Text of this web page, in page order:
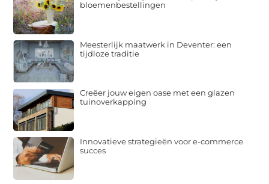
bloemenbestellingen
Meesterlijk maatwerk in Deventer: een
tijdloze traditie
Creëer jouw eigen oase met een glazen
tuinoverkapping
Innovatieve strategieën voor e-commerce
succes